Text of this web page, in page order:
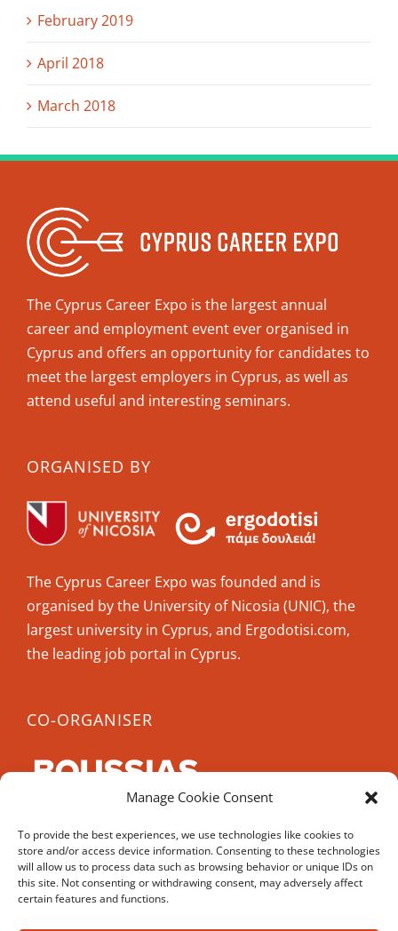
Manage Cookie Consent
To provide the best experiences, we use technologies like cookies to
store and/or access device information. Consenting to these technologies
will allow us to process data such as browsing behavior or unique IDs on
this site. Not consenting or withdrawing consent, may adversely affect
certain features and functions.
February 2019
April 2018
March 2018
The Cyprus Career Expo is the largest annual
career and employment event ever organised in
Cyprus and offers an opportunity for candidates to
meet the largest employers in Cyprus, as well as
attend useful and interesting seminars.
ORGANISED BY
The Cyprus Career Expo was founded and is
organised by the University of Nicosia (UNIC), the
largest university in Cyprus, and Ergodotisi.com,
the leading job portal in Cyprus.
CO-ORGANISER
B2B media company, with over 40 years experience
in organising conferences and awards.